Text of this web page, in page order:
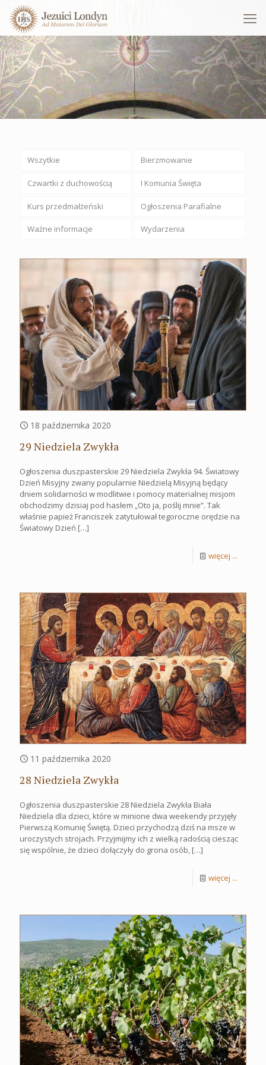
Wszytkie Bierzmowanie
Czwartki z duchowością I Komunia Święta
Kurs przedmałżeński Ogłoszenia Parafialne
Ważne informacje Wydarzenia
18 października 2020
29 Niedziela Zwykła
Ogłoszenia duszpasterskie 29 Niedziela Zwykła 94. Światowy
Dzień Misyjny zwany popularnie Niedzielą Misyjną będący
dniem solidarności w modlitwie i pomocy materialnej misjom
obchodzimy dzisiaj pod hasłem „Oto ja, poślij mnie”. Tak
właśnie papież Franciszek zatytułował tegoroczne orędzie na
Światowy Dzień […]
więcej ...
11 października 2020
28 Niedziela Zwykła
Ogłoszenia duszpasterskie 28 Niedziela Zwykła Biała
Niedziela dla dzieci, które w minione dwa weekendy przyjęły
Pierwszą Komunię Świętą. Dzieci przychodzą dziś na msze w
uroczystych strojach. Przyjmijmy ich z wielką radością ciesząc
się wspólnie, że dzieci dołączyły do grona osób, […]
więcej ...